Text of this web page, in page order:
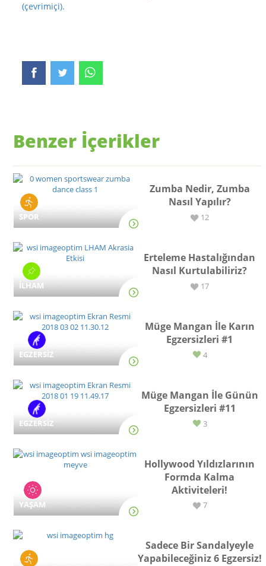
(çevrimiçi).
Benzer İçerikler
SPOR
Zumba Nedir, Zumba
Nasıl Yapılır?
12
İLHAM
Erteleme Hastalığından
Nasıl Kurtulabiliriz?
17
EGZERSİZ
Müge Mangan İle Karın
Egzersizleri #1
4
EGZERSİZ
Müge Mangan İle Günün
Egzersizleri #11
3
YAŞAM
Hollywood Yıldızlarının
Formda Kalma
Aktiviteleri!
7
Sadece Bir Sandalyeyle
Yapabileceğiniz 6 Egzersiz!